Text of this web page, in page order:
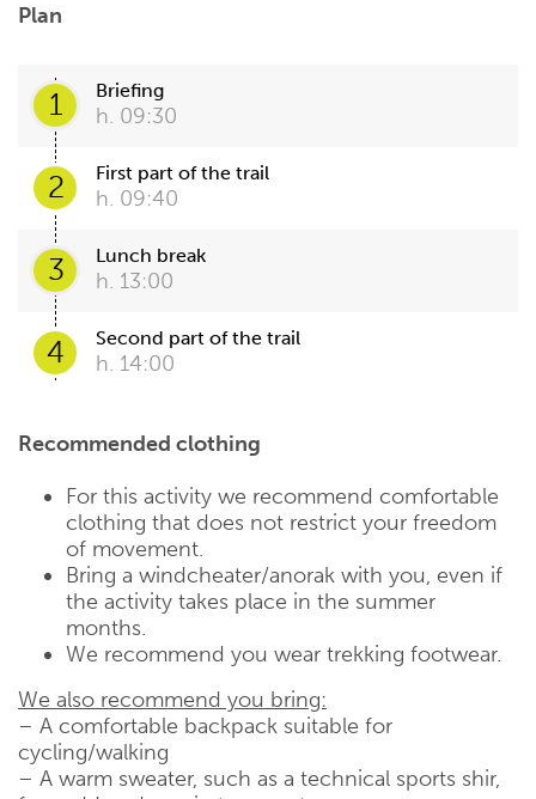
Plan
1 Briefing
h. 09:30
2 First part of the trail
h. 09:40
3 Lunch break
h. 13:00
4 Second part of the trail
h. 14:00
Recommended clothing
For this activity we recommend comfortable
clothing that does not restrict your freedom
of movement.
Bring a windcheater/anorak with you, even if
the activity takes place in the summer
months.
We recommend you wear trekking footwear.
We also recommend you bring:
– A comfortable backpack suitable for
cycling/walking
– A warm sweater, such as a technical sports shir,